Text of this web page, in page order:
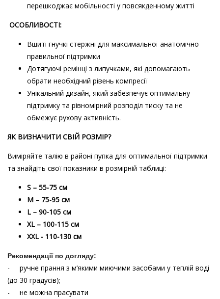
перешкоджає мобільності у повсякденному житті
ОСОБЛИВОСТІ:
Вшиті гнучкі стержні для максимальної анатомічно
правильної підтримки
Дотягуючі ремінці з липучками, які допомагають
обрати необхідний рівень компресії
Унікальний дизайн, який забезпечує оптимальну
підтримку та рівномірний розподіл тиску та не
обмежує рухову активність.
ЯК ВИЗНАЧИТИ СВІЙ РОЗМІР?
Виміряйте талію в районі пупка для оптимальної підтримки
та знайдіть свої показники в розмірній таблиці:
S – 55-75 см
М – 75-95 см
L – 90-105 см
XL – 100-115 см
XXL - 110-130 см
Рекомендації по догляду:
- ручне прання з м’якими миючими засобами у теплій воді
(до 30 градусів);
-
не можна прасувати